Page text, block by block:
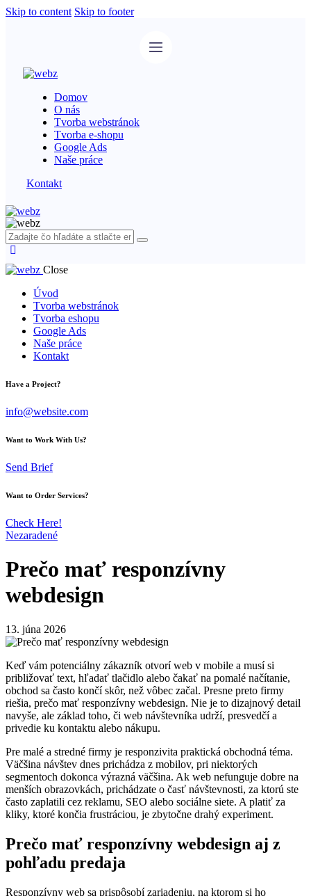
Skip to content Skip to footer
Domov
O nás
Tvorba webstránok
Tvorba e-shopu
Google Ads
Naše práce
Kontakt
Close
Úvod
Tvorba webstránok
Tvorba eshopu
Google Ads
Naše práce
Kontakt
Have a Project?
info@website.com
Want to Work With Us?
Send Brief
Want to Order Services?
Check Here!
Nezaradené
Prečo mať responzívny
webdesign
13. júna 2026
Keď vám potenciálny zákazník otvorí web v mobile a musí si
približovať text, hľadať tlačidlo alebo čakať na pomalé načítanie,
obchod sa často končí skôr, než vôbec začal. Presne preto firmy
riešia, prečo mať responzívny webdesign. Nie je to dizajnový detail
navyše, ale základ toho, či web návštevníka udrží, presvedčí a
privedie ku kontaktu alebo nákupu.
Pre malé a stredné firmy je responzivita praktická obchodná téma.
Väčšina návštev dnes prichádza z mobilov, pri niektorých
segmentoch dokonca výrazná väčšina. Ak web nefunguje dobre na
menších obrazovkách, prichádzate o časť návštevnosti, za ktorú ste
často zaplatili cez reklamu, SEO alebo sociálne siete. A platiť za
kliky, ktoré končia frustráciou, je zbytočne drahý experiment.
Prečo mať responzívny webdesign aj z
pohľadu predaja
Responzívny web sa prispôsobí zariadeniu, na ktorom si ho